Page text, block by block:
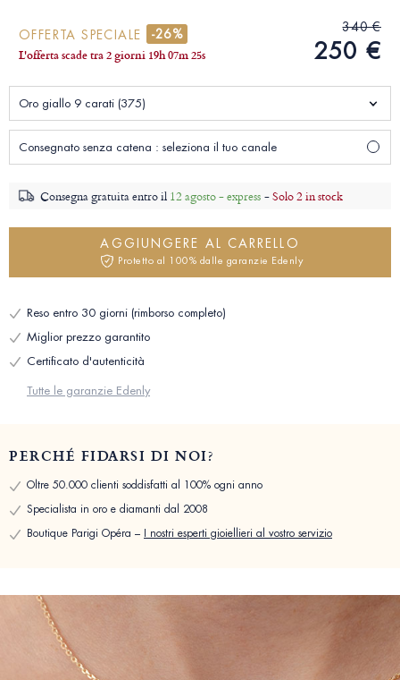
OFFERTA SPECIALE
-26%
L'offerta scade tra2 giorni 19h07m23s
340 €
250 €
Oro giallo 9 carati (375)
Consegnato senza catena : seleziona il tuo canale
Consegna gratuita entro il 12 agosto - express -Solo 2 in stock
AGGIUNGERE AL CARRELLO
Protetto al 100% dalle garanzie Edenly
Reso entro 30 giorni (rimborso completo)
Miglior prezzo garantito
Certificato d'autenticità
Tutte le garanzie Edenly
PERCHÉ FIDARSI DI NOI?
Oltre 50.000 clienti soddisfatti al 100% ogni anno
Specialista in oro e diamanti dal 2008
Boutique Parigi Opéra – I nostri esperti gioiellieri al vostro servizio